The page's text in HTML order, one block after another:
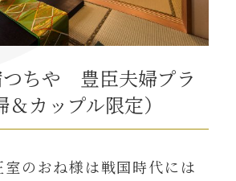
屋の関係
覧
ちや 豊臣夫婦プラ
カップル限定）
のおね様は戦国時代には